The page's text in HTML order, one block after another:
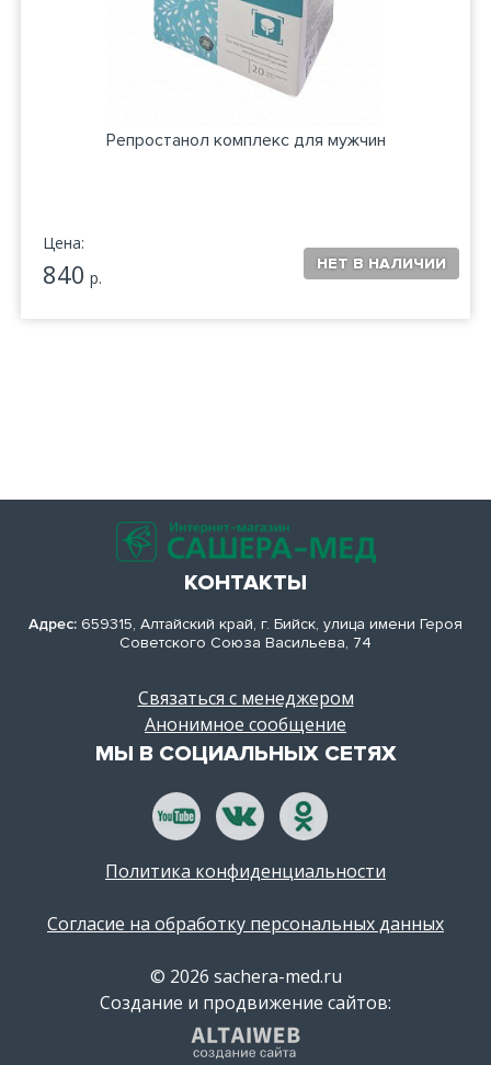
Репростанол комплекс для мужчин
Цена:
840 р.
КОНТАКТЫ
Адрес: 659315, Алтайский край, г. Бийск, улица имени Героя
Советского Союза Васильева, 74
Связаться с менеджером
Анонимное сообщение
МЫ В СОЦИАЛЬНЫХ СЕТЯХ
Политика конфиденциальности
Согласие на обработку персональных данных
© 2026 sachera-med.ru
Создание и продвижение сайтов: